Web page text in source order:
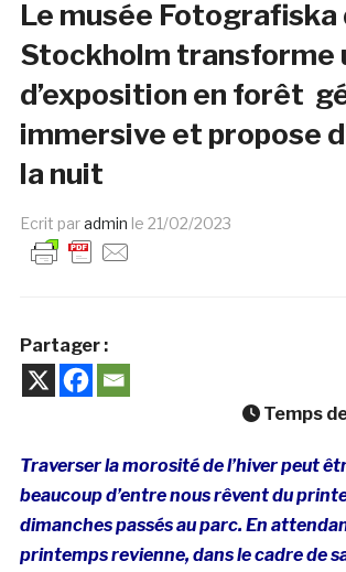
Le musée Fotografiska
Stockholm transforme
d’exposition en forêt
immersive et propose
la nuit
Ecrit paradmin le 21/02/2023
Partager :
Temps
Traverser la morosité de l’hiver peut
beaucoup d’entre nous rêvent du
dimanches passés au parc. En
printemps revienne, dans le cadre de